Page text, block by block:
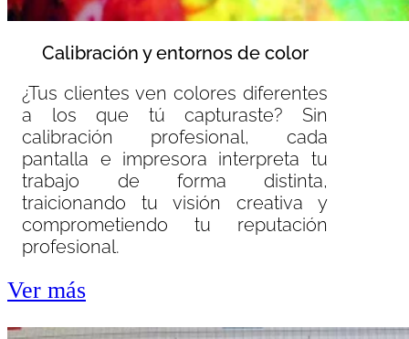
Calibración y entornos de color
¿Tus clientes ven colores diferentes
a los que tú capturaste? Sin
calibración profesional, cada
pantalla e impresora interpreta tu
trabajo de forma distinta,
traicionando tu visión creativa y
comprometiendo tu reputación
profesional.
Ver más